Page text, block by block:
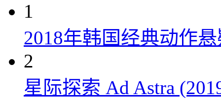
1
2018年韩国经典动作
2
星际探索 Ad Astra